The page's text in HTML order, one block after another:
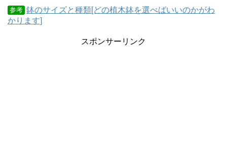
参考 鉢のサイズと種類[どの植木鉢を選べばいいのかがわ
かります]
スポンサーリンク